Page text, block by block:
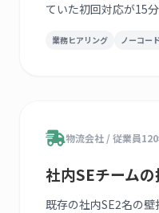
ていた初回対応が15分
業務ヒアリング ノーコー
物流会社 / 従業員
社内SEチーム
既存の社内SE2名の